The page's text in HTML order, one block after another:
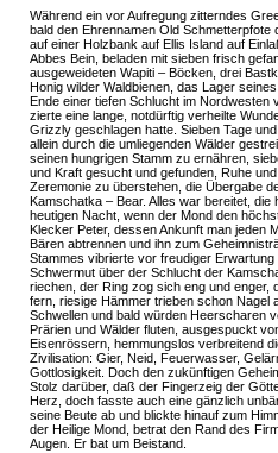
Während ein vor Aufregung zitterndes
bald den Ehrennamen Old Schmetterpfote
auf einer Holzbank auf Ellis Island auf
Abbes Bein, beladen mit sieben frisch
ausgeweideten Wapiti – Böcken, drei
Honig wilder Waldbienen, das Lager
Ende einer tiefen Schlucht im Nordwesten
zierte eine lange, notdürftig verheilte
Grizzly geschlagen hatte. Sieben Tage
allein durch die umliegenden Wälder
seinen hungrigen Stamm zu ernähren,
und Kraft gesucht und gefunden, Ruhe
Zeremonie zu überstehen, die Übergabe
Kamschatka – Bear. Alles war bereitet,
heutigen Nacht, wenn der Mond den
Klecker Peter, dessen Ankunft man jeden
Bären abtrennen und ihn zum
Stammes vibrierte vor freudiger
Schwermut über der Schlucht der
riechen, der Ring zog sich eng und enger,
fern, riesige Hämmer trieben schon Nagel
Schwellen und bald würden Heerscharen
Prärien und Wälder fluten, ausgespuckt
Eisenrössern, hemmungslos verbreitend
Zivilisation: Gier, Neid, Feuerwasser,
Gottlosigkeit. Doch den zukünftigen
Stolz darüber, daß der Fingerzeig der
Herz, doch fasste auch eine gänzlich
seine Beute ab und blickte hinauf zum
der Heilige Mond, betrat den Rand des
Augen. Er bat um Beistand.